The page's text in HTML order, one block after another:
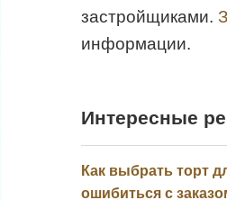
застройщиками.
информации.
Интересные
Как выбрать торт
ошибиться с